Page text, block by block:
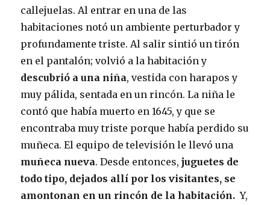
callejuelas. Al entrar en una de las
habitaciones notó un ambiente perturbador y
profundamente triste. Al salir sintió un tirón
en el pantalón; volvió a la habitación y
descubrió a una niña, vestida con harapos y
muy pálida, sentada en un rincón. La niña le
contó que había muerto en 1645, y que se
encontraba muy triste porque había perdido su
muñeca. El equipo de televisión le llevó una
muñeca nueva. Desde entonces,juguetes de
todo tipo, dejados allí por los visitantes, se
amontonan en un rincón de la habitación. Y,